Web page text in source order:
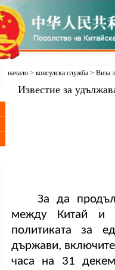
начало> консулска служба> Виза
Известие за
За да
между Китай и
политиката за
държави,
часа на 31